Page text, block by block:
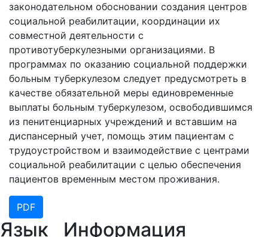
законодательном обосновании создания центров
социальной реабилитации, координации их
совместной деятельности с
противотуберкулезными организациями. В
программах по оказанию социальной поддержки
больным туберкулезом следует предусмотреть в
качестве обязательной меры единовременные
выплаты больным туберкулезом, освободившимся
из пенитенциарных учреждений и вставшим на
диспансерный учет, помощь этим пациентам с
трудоустройством и взаимодействие с центрами
социальной реабилитации с целью обеспечения
пациентов временным местом проживания.
PDF
Язык Информация